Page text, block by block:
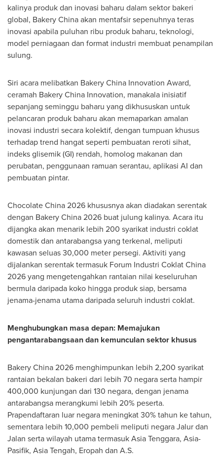
kalinya produk dan inovasi baharu dalam sektor bakeri
global, Bakery China akan mentafsir sepenuhnya teras
inovasi apabila puluhan ribu produk baharu, teknologi,
model perniagaan dan format industri membuat penampilan
sulung.
Siri acara melibatkan Bakery China Innovation Award,
ceramah Bakery China Innovation, manakala inisiatif
sepanjang seminggu baharu yang dikhususkan untuk
pelancaran produk baharu akan memaparkan amalan
inovasi industri secara kolektif, dengan tumpuan khusus
terhadap trend hangat seperti pembuatan reroti sihat,
indeks glisemik (GI) rendah, homolog makanan dan
perubatan, penggunaan ramuan serantau, aplikasi AI dan
pembuatan pintar.
Chocolate China 2026 khususnya akan diadakan serentak
dengan Bakery China 2026 buat julung kalinya. Acara itu
dijangka akan menarik lebih 200 syarikat industri coklat
domestik dan antarabangsa yang terkenal, meliputi
kawasan seluas 30,000 meter persegi. Aktiviti yang
dijalankan serentak termasuk Forum Industri Coklat China
2026 yang mengetengahkan rantaian nilai keseluruhan
bermula daripada koko hingga produk siap, bersama
jenama-jenama utama daripada seluruh industri coklat.
Menghubungkan masa depan: Memajukan
pengantarabangsaan dan kemunculan sektor khusus
Bakery China 2026 menghimpunkan lebih 2,200 syarikat
rantaian bekalan bakeri dari lebih 70 negara serta hampir
400,000 kunjungan dari 130 negara, dengan jenama
antarabangsa merangkumi lebih 20% peserta.
Prapendaftaran luar negara meningkat 30% tahun ke tahun,
sementara lebih 10,000 pembeli meliputi negara Jalur dan
Jalan serta wilayah utama termasuk Asia Tenggara, Asia-
Pasifik, Asia Tengah, Eropah dan A.S.